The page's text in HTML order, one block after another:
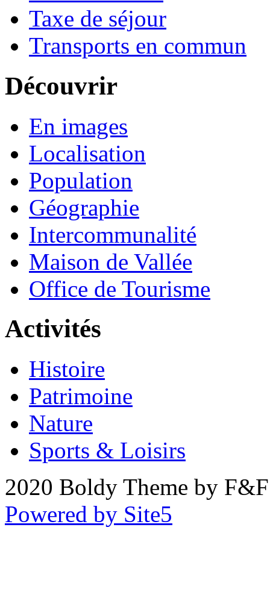
Taxe de séjour
Transports en commun
Découvrir
En images
Localisation
Population
Géographie
Intercommunalité
Maison de Vallée
Office de Tourisme
Activités
Histoire
Patrimoine
Nature
Sports & Loisirs
2020 Boldy Theme by
Powered by Site5